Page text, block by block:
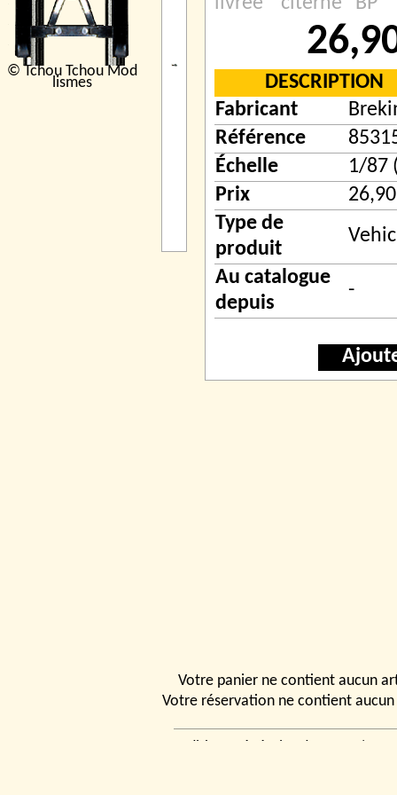
© Tchou Tchou Mod
lismes
DESCRIPTION
Fabricant
Référence
Échelle
1/87
Prix
Type de
produit
Au catalogue
depuis
-
Votre panier ne contient aucun
Votre réservation ne contient